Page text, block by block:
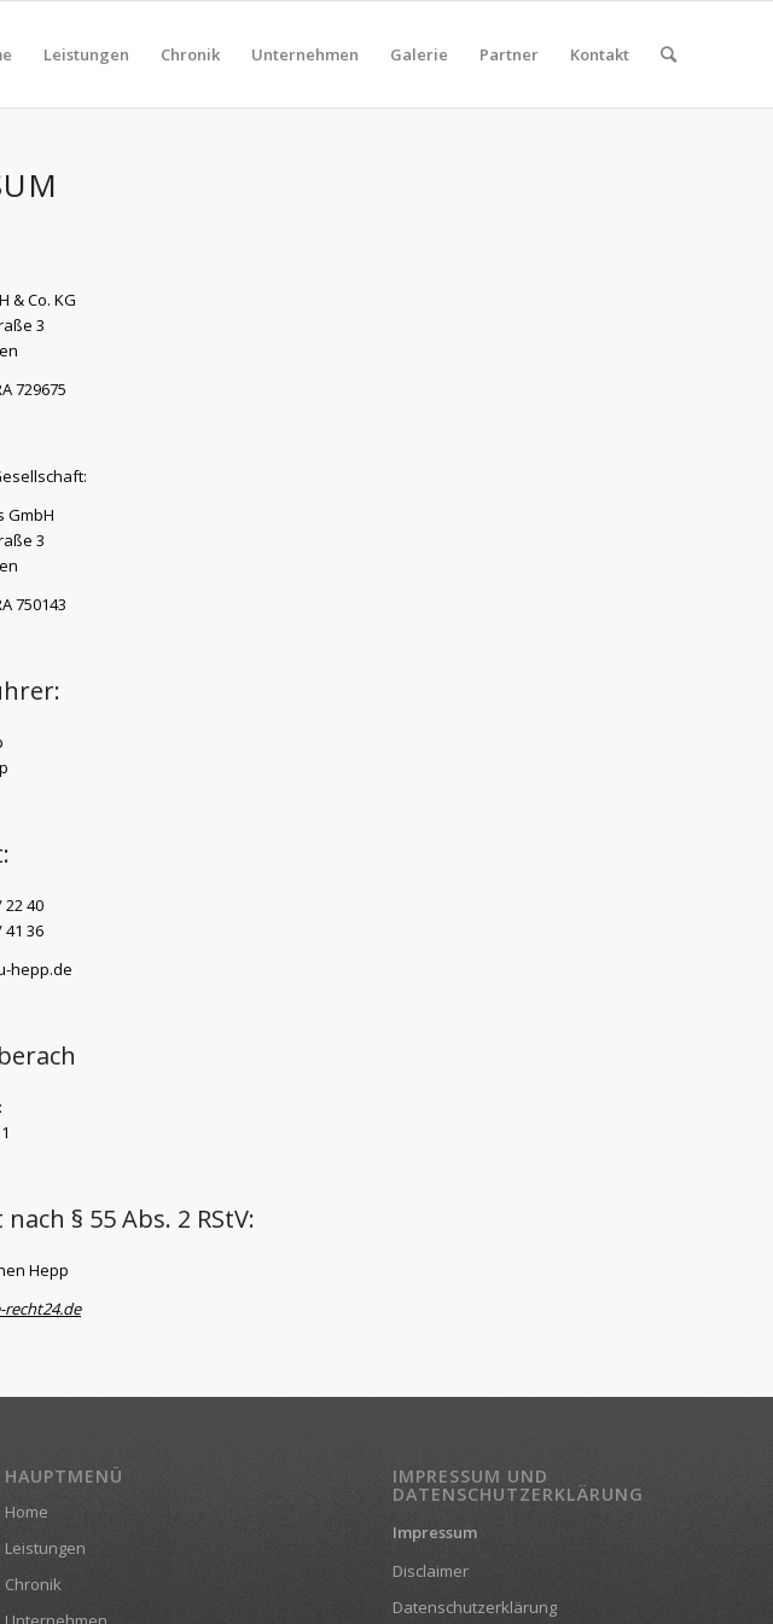
Leistungen Chronik Unternehmen Galerie Partner Kontakt
& Co. KG
3
729675
GmbH
3
750143
22 40
41 36
hepp.de
§ 55 Abs. 2 RStV:
Hepp
HAUPTMENÜ
Home
Leistungen
Chronik
IMPRESSUM UND
DATENSCHUTZERKLÄRUNG
Impressum
Disclaimer
Datenschutzerklärung